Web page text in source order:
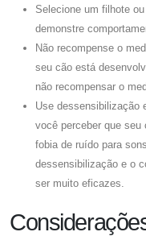
Selecione um filhote
demonstre
Não recompense o
seu cão está
não recompensar o
Use dessensibilização
você perceber que
fobia de ruído para
dessensibilização e o
ser muito eficazes.